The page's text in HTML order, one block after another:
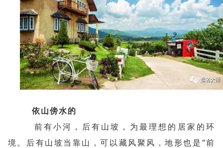
依山傍水的
前有小河，后有山坡，为最理想的居家的环
境。后有山坡当靠山，可以藏风聚风，地形也是“前